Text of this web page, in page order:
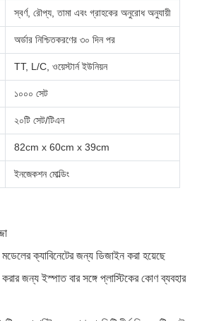
স্বর্ণ, রৌপ্য, তামা এবং গ্রাহকের অনুরোধ অনুযায়ী
অর্ডার নিশ্চিতকরণের ৩০ দিন পর
TT, L/C, ওয়েস্টার্ন ইউনিয়ন
১০০০ সেট
২০টি সেট/টিএন
82cm x 60cm x 39cm
ইনজেকশন মোল্ডিং
ক্যাবিনেটের জন্য ডিজাইন করা হয়েছে
জন্য ইস্পাত বার সঙ্গে প্লাস্টিকের কোণ ব্যবহার